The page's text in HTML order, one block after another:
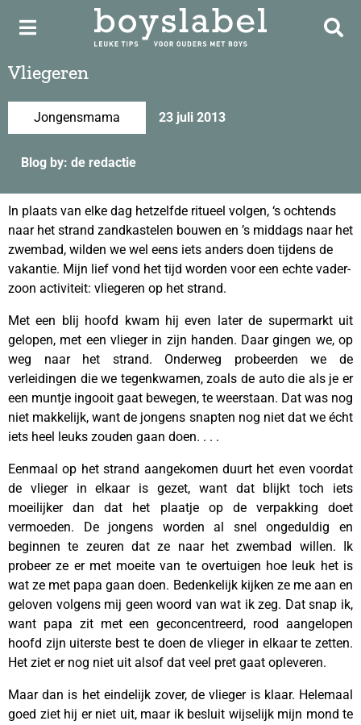
Vliegeren
Jongensmama 23 juli 2013
Blog by: de redactie
In plaats van elke dag hetzelfde ritueel volgen, ‘s ochtends
naar het strand zandkastelen bouwen en ’s middags naar het
zwembad, wilden we wel eens iets anders doen tijdens de
vakantie. Mijn lief vond het tijd worden voor een echte vader-
zoon activiteit: vliegeren op het strand.
Met een blij hoofd kwam hij even later de supermarkt uit
gelopen, met een vlieger in zijn handen. Daar gingen we, op
weg naar het strand. Onderweg probeerden we de
verleidingen die we tegenkwamen, zoals de auto die als je er
een muntje ingooit gaat bewegen, te weerstaan. Dat was nog
niet makkelijk, want de jongens snapten nog niet dat we écht
iets heel leuks zouden gaan doen. . . .
Eenmaal op het strand aangekomen duurt het even voordat
de vlieger in elkaar is gezet, want dat blijkt toch iets
moeilijker dan dat het plaatje op de verpakking doet
vermoeden. De jongens worden al snel ongeduldig en
beginnen te zeuren dat ze naar het zwembad willen. Ik
probeer ze er met moeite van te overtuigen hoe leuk het is
wat ze met papa gaan doen. Bedenkelijk kijken ze me aan en
geloven volgens mij geen woord van wat ik zeg. Dat snap ik,
want papa zit met een geconcentreerd, rood aangelopen
hoofd zijn uiterste best te doen de vlieger in elkaar te zetten.
Het ziet er nog niet uit alsof dat veel pret gaat opleveren.
Maar dan is het eindelijk zover, de vlieger is klaar. Helemaal
goed ziet hij er niet uit, maar ik besluit wijselijk mijn mond te